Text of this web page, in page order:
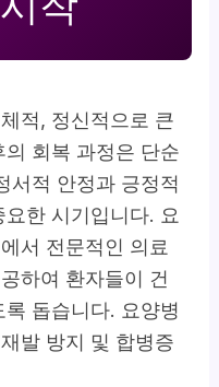
적, 정신적으로 큰
회복 과정은 단순
서적 안정과 긍정적
한 시기입니다. 요
서 전문적인 의료
하여 환자들이 건
돕습니다. 요양병
발 방지 및 합병증